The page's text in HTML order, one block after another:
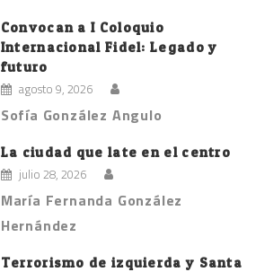
Convocan a I Coloquio
Internacional Fidel: Legado y
futuro
agosto 9, 2026
Sofía González Angulo
La ciudad que late en el centro
julio 28, 2026
María Fernanda González
Hernández
Terrorismo de izquierda y Santa